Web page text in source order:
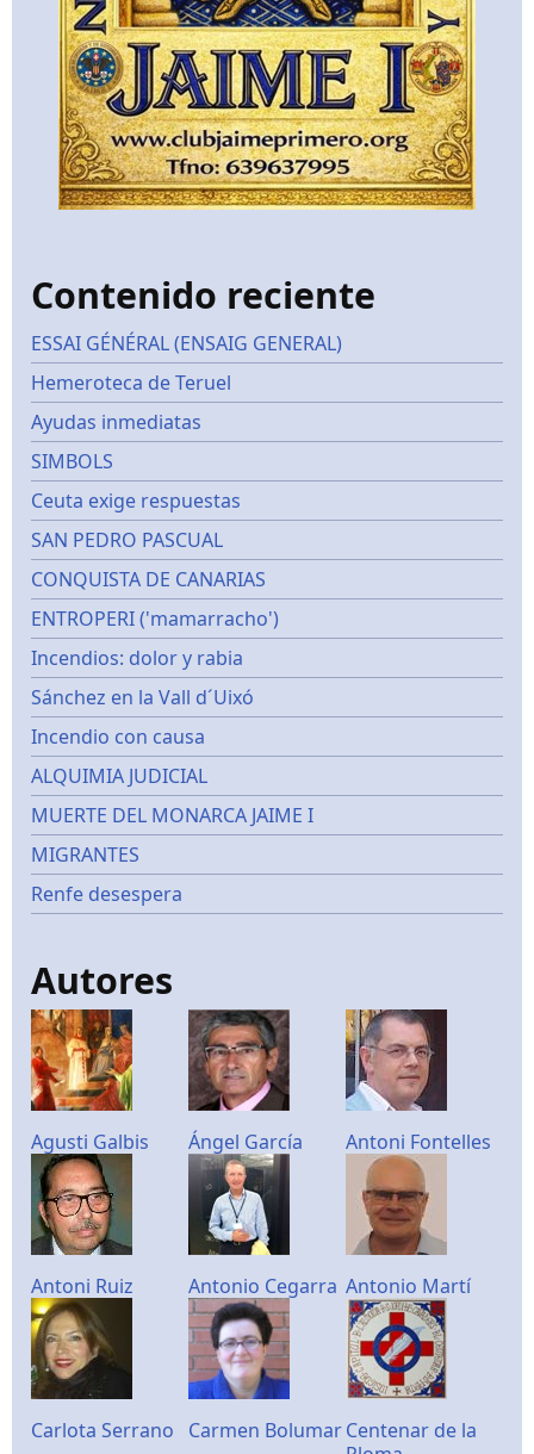
Contenido reciente
ESSAI GÉNÉRAL (ENSAIG GENERAL)
Hemeroteca de Teruel
Ayudas inmediatas
SIMBOLS
Ceuta exige respuestas
SAN PEDRO PASCUAL
CONQUISTA DE CANARIAS
ENTROPERI ('mamarracho')
Incendios: dolor y rabia
Sánchez en la Vall d´Uixó
Incendio con causa
ALQUIMIA JUDICIAL
MUERTE DEL MONARCA JAIME I
MIGRANTES
Renfe desespera
Autores
Agusti Galbis Ángel García Antoni Fontelles
Antoni Ruiz Antonio Cegarra Antonio Martí
Carlota Serrano Carmen BolumarCentenar de la